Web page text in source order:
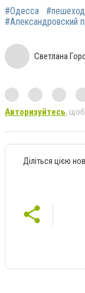
#Одесса
#пешеход
#Александровский
Светлана
Авторизуйтесь, щоб
Діліться цією